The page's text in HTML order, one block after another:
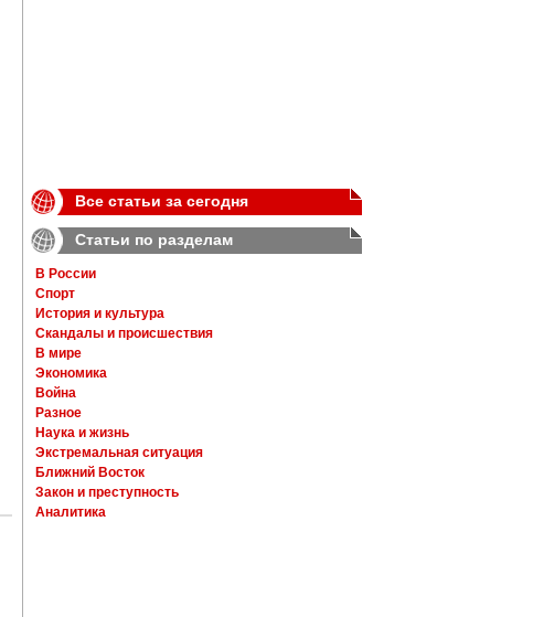
Все статьи за сегодня
Статьи по разделам
В России
Спорт
История и культура
Скандалы и происшествия
В мире
Экономика
Война
Разное
Наука и жизнь
Экстремальная ситуация
Ближний Восток
Закон и преступность
Аналитика